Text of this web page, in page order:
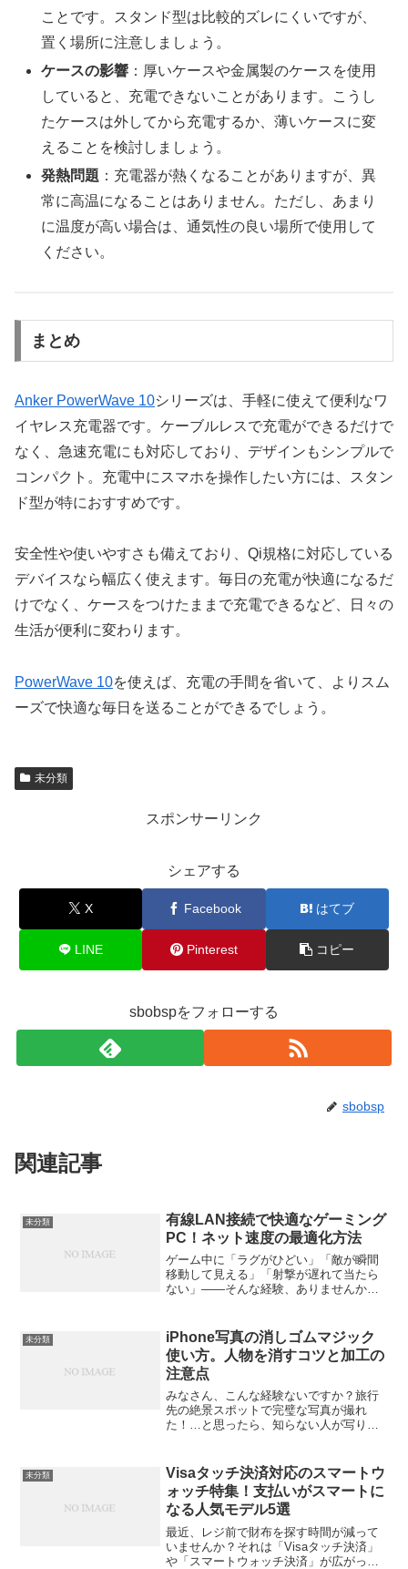
ことです。スタンド型は比較的ズレにくいですが、
置く場所に注意しましょう。
ケースの影響 ：厚いケースや金属製のケースを使用
していると、充電できないことがあります。こうし
たケースは外してから充電するか、薄いケースに変
えることを検討しましょう。
発熱問題 ：充電器が熱くなることがありますが、異
常に高温になることはありません。ただし、あまり
に温度が高い場合は、通気性の良い場所で使用して
ください。
まとめ
Anker PowerWave 10シリーズは、手軽に使えて便利なワ
イヤレス充電器です。ケーブルレスで充電ができるだけで
なく、急速充電にも対応しており、デザインもシンプルで
コンパクト。充電中にスマホを操作したい方には、スタン
ド型が特におすすめです。
安全性や使いやすさも備えており、Qi規格に対応している
デバイスなら幅広く使えます。毎日の充電が快適になるだ
けでなく、ケースをつけたままで充電できるなど、日々の
生活が便利に変わります。
PowerWave 10を使えば、充電の手間を省いて、よりスム
ーズで快適な毎日を送ることができるでしょう。
未分類
スポンサーリンク
シェアする
X Facebook はてブ
LINE Pinterest コピー
sbobspをフォローする
sbobsp
関連記事
未分類
有線LAN接続で快適なゲーミング
PC！ネット速度の最適化方法
ゲーム中に「ラグがひどい」「敵が瞬間
移動して見える」「射撃が遅れて当たら
ない」――そんな経験、ありませんか？
いても、ネット環境が不安定だと一気に
ストレスが溜まります。...
未分類
iPhone写真の消しゴムマジック
使い方。人物を消すコツと加工の
注意点
みなさん、こんな経験ないですか？旅行
先の絶景スポットで完璧な写真が撮れ
た！…と思ったら、知らない人が写り込
っても、その場所をあとにしてから気づ
くことって多いんですよね。...
未分類
Visaタッチ決済対応のスマートウ
ォッチ特集！支払いがスマートに
なる人気モデル5選
最近、レジ前で財布を探す時間が減って
いませんか？それは「Visaタッチ決済」
や「スマートウォッチ決済」が広がって